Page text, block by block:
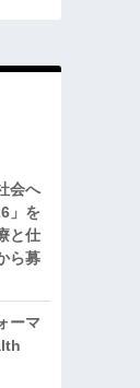
会へ
」を
と仕
ら募
ーマ